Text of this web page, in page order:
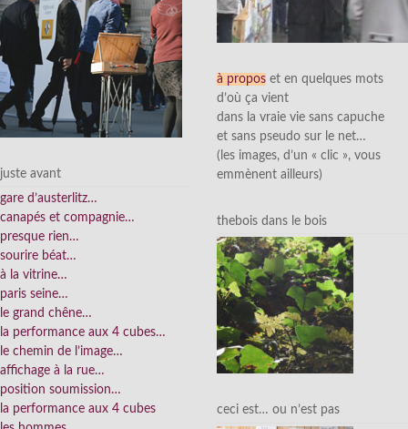
juste avant
gare d’austerlitz…
canapés et compagnie…
presque rien…
sourire béat…
à la vitrine…
paris seine…
le grand chêne…
la performance aux 4 cubes…
le chemin de l’image…
affichage à la rue…
position soumission…
la performance aux 4 cubes
à propos et en quelques mots
d’où ça vient
dans la vraie vie sans capuche
et sans pseudo sur le net…
(les images, d’un « clic », vous
emmènent ailleurs)
thebois dans le bois
ceci est… ou n’est pas